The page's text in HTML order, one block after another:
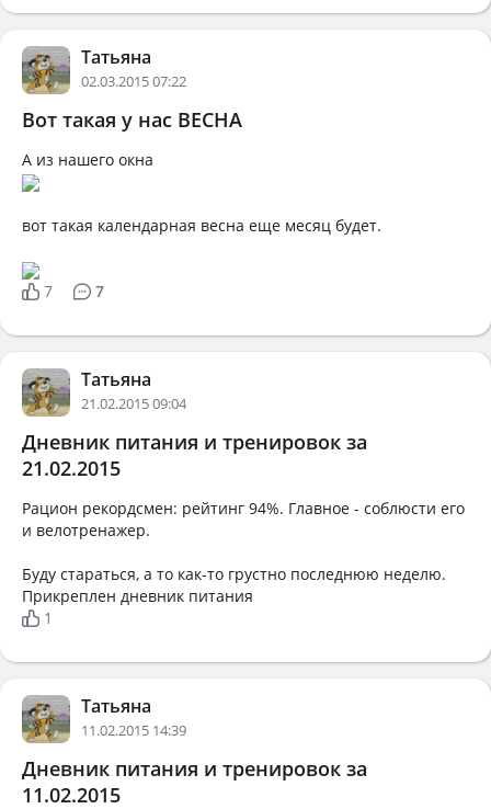
Татьяна
02.03.2015 07:22
Вот такая у нас ВЕСНА
А из нашего окна
вот такая календарная весна еще месяц будет.
7 7
Татьяна
21.02.2015 09:04
Дневник питания и тренировок за
21.02.2015
Рацион рекордсмен: рейтинг 94%. Главное - соблюсти его
и велотренажер.
Буду стараться, а то как-то грустно последнюю неделю.
Прикреплен дневник питания
1
Татьяна
11.02.2015 14:39
Дневник питания и тренировок за
11.02.2015